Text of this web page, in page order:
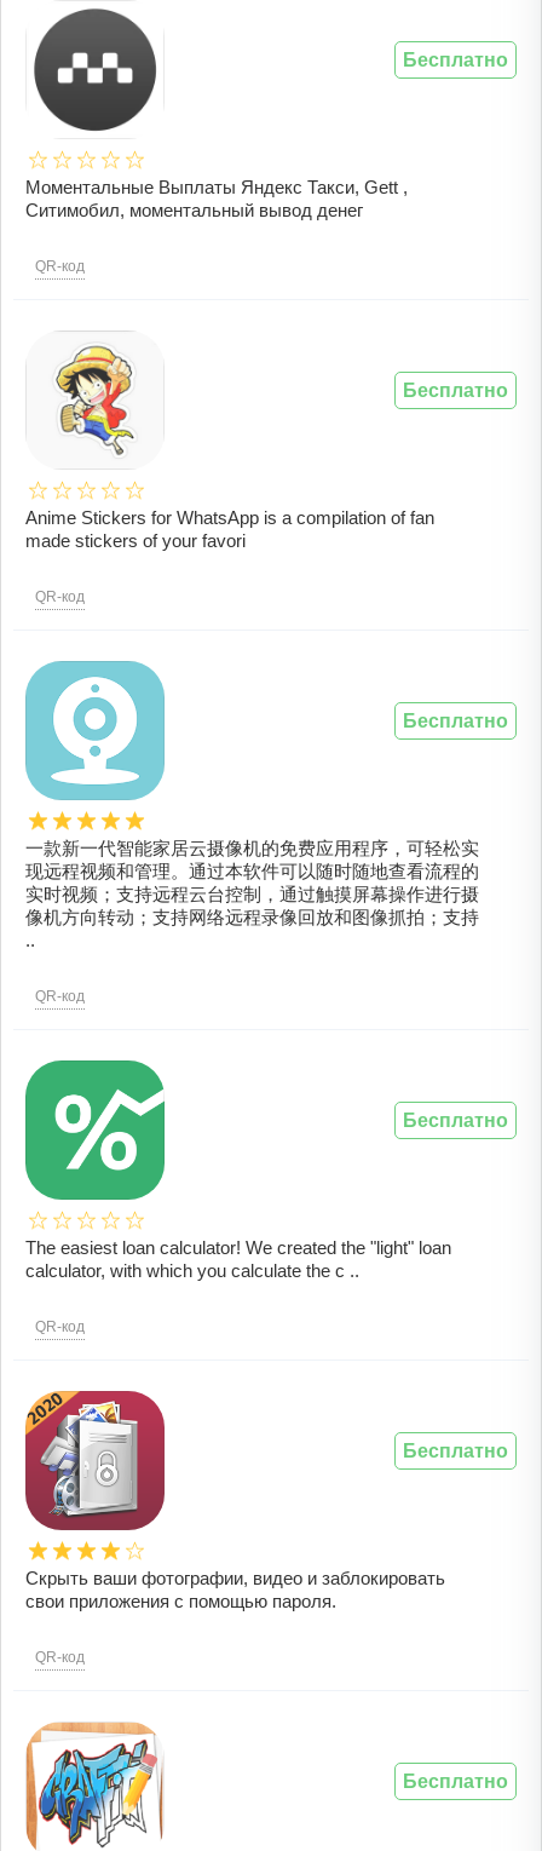
Моментальные Выплаты Яндекс Такси, Gett ,
Ситимобил, моментальный вывод денег
QR-код
Бесплатно
Anime Stickers for WhatsApp is a compilation of fan
made stickers of your favori
QR-код
Бесплатно
一款新一代智能家居云摄像机的免费应用程序，可轻松实
现远程视频和管理。通过本软件可以随时随地查看流程的
实时视频；支持远程云台控制，通过触摸屏幕操作进行摄
像机方向转动；支持网络远程录像回放和图像抓拍；支持
..
QR-код
Бесплатно
The easiest loan calculator! We created the "light" loan
calculator, with which you calculate the c ..
QR-код
Бесплатно
Скрыть ваши фотографии, видео и заблокировать
свои приложения с помощью пароля.
QR-код
Бесплатно
Бесплатно